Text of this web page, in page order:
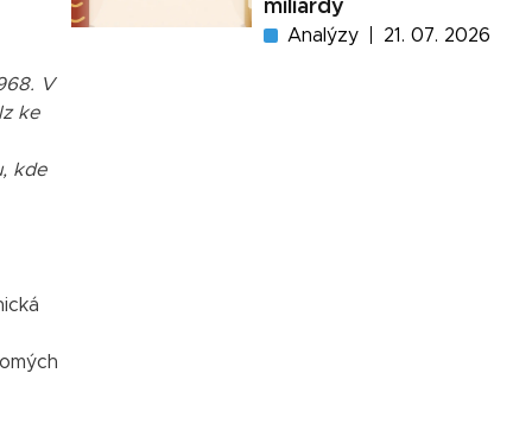
V
ke
kde
miliardy
Analýzy 21. 07. 2026